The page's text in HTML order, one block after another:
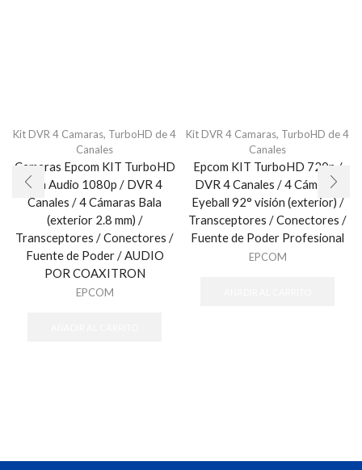
Kit DVR 4 Camaras, TurboHD de 4
Canales
Camaras Epcom KIT TurboHD
con Audio 1080p / DVR 4
Canales / 4 Cámaras Bala
(exterior 2.8 mm) /
Transceptores / Conectores /
Fuente de Poder / AUDIO
POR COAXITRON
EPCOM
Kit DVR 4 Camaras, TurboHD de 4
Canales
Epcom KIT TurboHD 720p /
DVR 4 Canales / 4 Cámaras
Eyeball 92° visión (exterior) /
Transceptores / Conectores /
Fuente de Poder Profesional
EPCOM